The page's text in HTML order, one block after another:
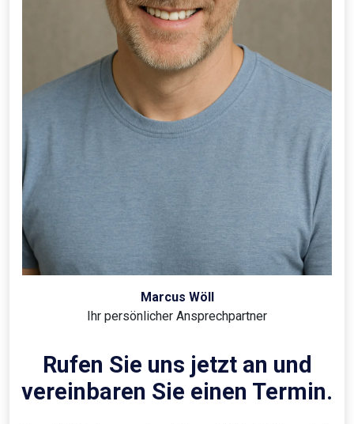
Marcus Wöll
Ihr persönlicher Ansprechpartner
Rufen Sie uns jetzt an und
vereinbaren Sie einen Termin.